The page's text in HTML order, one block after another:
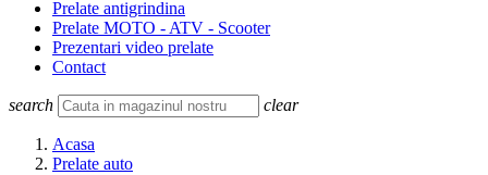
Prelate antigrindina
Prelate MOTO - ATV - Scooter
Prezentari video prelate
Contact
search clear
Acasa
Prelate auto